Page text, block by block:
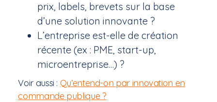
prix, labels, brevets sur la base
d’une solution innovante ?
L’entreprise est-elle de création
récente (ex : PME, start-up,
microentreprise…) ?
Voir aussi : Qu’entend-on par innovation en
commande publique ?